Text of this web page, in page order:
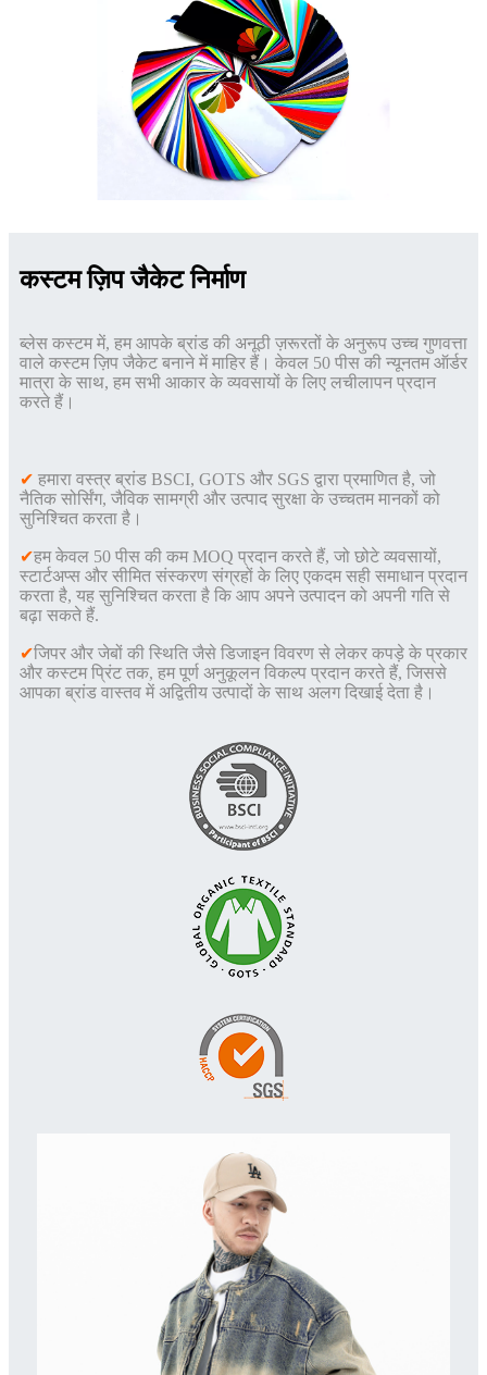
कस्टम ज़िप जैकेट निर्माण
ब्लेस कस्टम में, हम आपके ब्रांड की अनूठी ज़रूरतों के अनुरूप उच्च गुणवत्ता
वाले कस्टम ज़िप जैकेट बनाने में माहिर हैं। केवल 50 पीस की न्यूनतम ऑर्डर
मात्रा के साथ, हम सभी आकार के व्यवसायों के लिए लचीलापन प्रदान
करते हैं।
✔ हमारा वस्त्र ब्रांड BSCI, GOTS और SGS द्वारा प्रमाणित है, जो
नैतिक सोर्सिंग, जैविक सामग्री और उत्पाद सुरक्षा के उच्चतम मानकों को
सुनिश्चित करता है।
✔हम केवल 50 पीस की कम MOQ प्रदान करते हैं, जो छोटे व्यवसायों,
स्टार्टअप्स और सीमित संस्करण संग्रहों के लिए एकदम सही समाधान प्रदान
करता है, यह सुनिश्चित करता है कि आप अपने उत्पादन को अपनी गति से
बढ़ा सकते हैं.
✔जिपर और जेबों की स्थिति जैसे डिजाइन विवरण से लेकर कपड़े के प्रकार
और कस्टम प्रिंट तक, हम पूर्ण अनुकूलन विकल्प प्रदान करते हैं, जिससे
आपका ब्रांड वास्तव में अद्वितीय उत्पादों के साथ अलग दिखाई देता है।